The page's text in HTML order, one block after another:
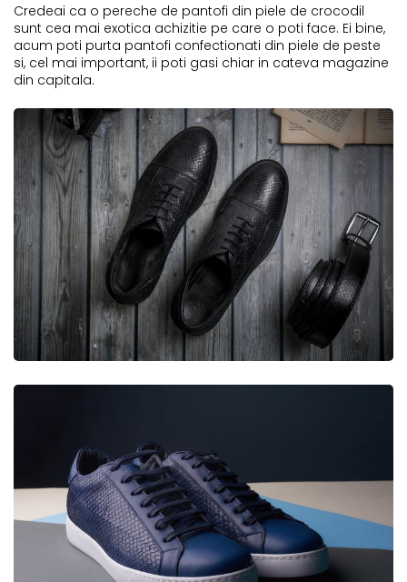
Credeai ca o pereche de pantofi din piele de crocodil
sunt cea mai exotica achizitie pe care o poti face. Ei bine,
acum poti purta pantofi confectionati din piele de peste
si, cel mai important, ii poti gasi chiar in cateva magazine
din capitala.